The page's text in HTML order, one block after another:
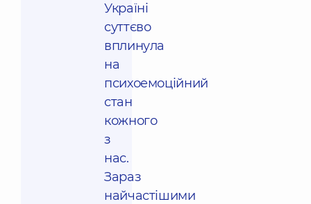
Україні
суттєво
вплинула
на
психоемоційний
стан
кожного
з
нас.
Зараз
найчастішими